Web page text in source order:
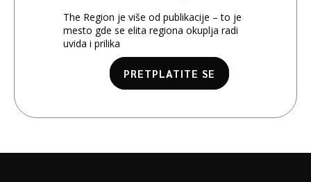
The Region je više od publikacije – to je
mesto gde se elita regiona okuplja radi
uvida i prilika
PRETPLATITE SE